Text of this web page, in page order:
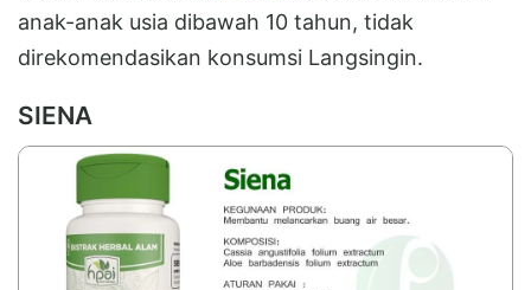
anak-anak usia dibawah 10 tahun, tidak
direkomendasikan konsumsi Langsingin.
SIENA